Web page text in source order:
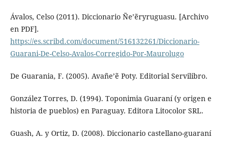
Ávalos, Celso (2011). Diccionario Ñe’ẽryruguasu. [Archivo
en PDF].
https://es.scribd.com/document/516132261/Diccionario-
Guarani-De-Celso-Avalos-Corregido-Por-Maurolugo
De Guarania, F. (2005). Avañe’ẽ Poty. Editorial Servilibro.
González Torres, D. (1994). Toponimia Guaraní (y origen e
historia de pueblos) en Paraguay. Editora Litocolor SRL.
Guash, A. y Ortiz, D. (2008). Diccionario castellano-guaraní